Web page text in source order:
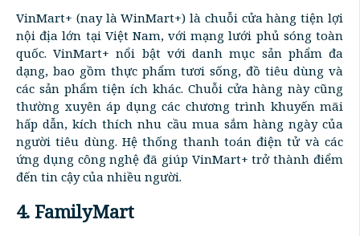
VinMart+ (nay là WinMart+) là chuỗi cửa hàng tiện lợi
nội địa lớn tại Việt Nam, với mạng lưới phủ sóng toàn
quốc. VinMart+ nổi bật với danh mục sản phẩm đa
dạng, bao gồm thực phẩm tươi sống, đồ tiêu dùng và
các sản phẩm tiện ích khác. Chuỗi cửa hàng này cũng
thường xuyên áp dụng các chương trình khuyến mãi
hấp dẫn, kích thích nhu cầu mua sắm hàng ngày của
người tiêu dùng. Hệ thống thanh toán điện tử và các
ứng dụng công nghệ đã giúp VinMart+ trở thành điểm
đến tin cậy của nhiều người.
4. FamilyMart